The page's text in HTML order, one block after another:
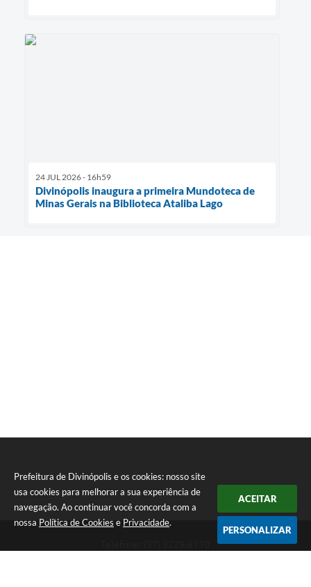
Prefeitura de Divinópolis e os cookies: nosso site
usa cookies para melhorar a sua experiência de
navegação. Ao continuar você concorda com a
nossa Política de Cookies e Privacidade.
ACEITAR
PERSONALIZAR
24 JUL 2026 - 16h59
Divinópolis inaugura a primeira Mundoteca de
Minas Gerais na Biblioteca Ataliba Lago